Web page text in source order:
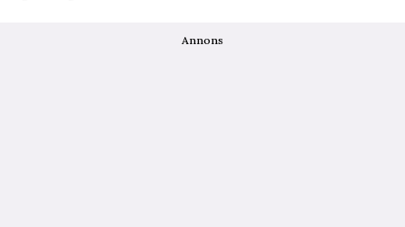
Annons